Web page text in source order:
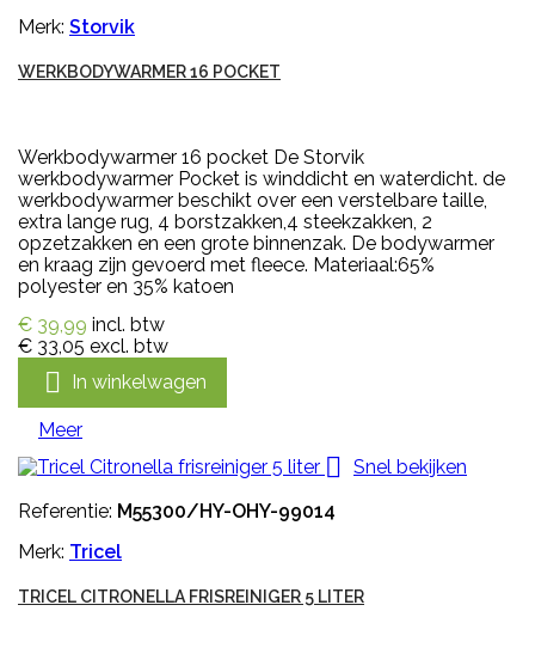
Merk: Storvik
WERKBODYWARMER 16 POCKET
Werkbodywarmer 16 pocket De Storvik
werkbodywarmer Pocket is winddicht en waterdicht. de
werkbodywarmer beschikt over een verstelbare taille,
extra lange rug, 4 borstzakken,4 steekzakken, 2
opzetzakken en een grote binnenzak. De bodywarmer
en kraag zijn gevoerd met fleece. Materiaal:65%
polyester en 35% katoen
€ 39,99 incl. btw
€ 33,05 excl. btw
 In winkelwagen
Meer

Snel bekijken
Referentie: M55300/HY-OHY-99014
Merk: Tricel
TRICEL CITRONELLA FRISREINIGER 5 LITER